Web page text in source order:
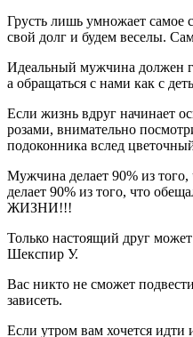
Грусть лишь умножает самое
свой долг и будем веселы.
Идеальный мужчина должен
а обращаться с нами как с
Если жизнь вдруг начинает
розами, внимательно
подоконника вслед
Мужчина делает 90% из
делает 90% из того, что
ЖИЗНИ!!!
Только настоящий друг может
Шекспир У.
Вас никто не сможет
зависеть.
Если утром вам хочется идти